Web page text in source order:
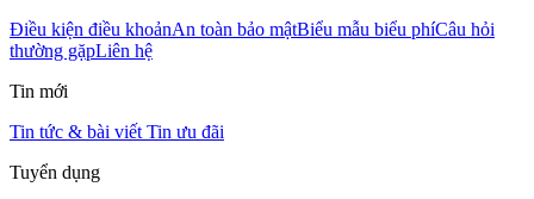
Điều kiện điều khoảnAn toàn bảo mậtBiểu mẫu biểu phíCâu hỏi
thường gặpLiên hệ
Tin mới
Tin tức & bài viết Tin ưu đãi
Tuyển dụng